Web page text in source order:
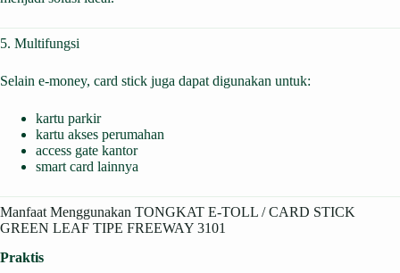
5. Multifungsi
Selain e-money, card stick juga dapat digunakan untuk:
kartu parkir
kartu akses perumahan
access gate kantor
smart card lainnya
Manfaat Menggunakan TONGKAT E-TOLL / CARD STICK
GREEN LEAF TIPE FREEWAY 3101
Praktis